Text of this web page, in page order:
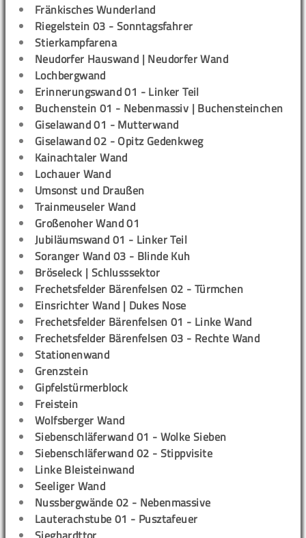
Fränkisches Wunderland
Riegelstein 03 - Sonntagsfahrer
Stierkampfarena
Neudorfer Hauswand | Neudorfer Wand
Lochbergwand
Erinnerungswand 01 - Linker Teil
Buchenstein 01 - Nebenmassiv | Buchensteinchen
Giselawand 01 - Mutterwand
Giselawand 02 - Opitz Gedenkweg
Kainachtaler Wand
Lochauer Wand
Umsonst und Draußen
Trainmeuseler Wand
Großenoher Wand 01
Jubiläumswand 01 - Linker Teil
Soranger Wand 03 - Blinde Kuh
Bröseleck | Schlusssektor
Frechetsfelder Bärenfelsen 02 - Türmchen
Einsrichter Wand | Dukes Nose
Frechetsfelder Bärenfelsen 01 - Linke Wand
Frechetsfelder Bärenfelsen 03 - Rechte Wand
Stationenwand
Grenzstein
Gipfelstürmerblock
Freistein
Wolfsberger Wand
Siebenschläferwand 01 - Wolke Sieben
Siebenschläferwand 02 - Stippvisite
Linke Bleisteinwand
Seeliger Wand
Nussbergwände 02 - Nebenmassive
Lauterachstube 01 - Pusztafeuer